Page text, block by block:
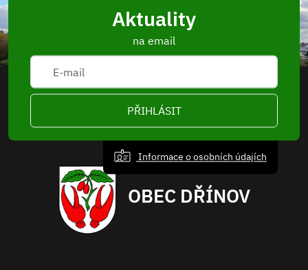
Aktuality
na email
PŘIHLÁSIT
Informace o osobních údajích
OBEC DŘÍNOV